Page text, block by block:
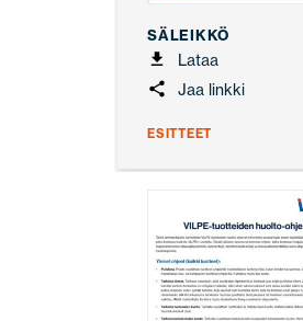
SÄLEIKKÖ
Lataa
Jaa linkki
ESITTEET